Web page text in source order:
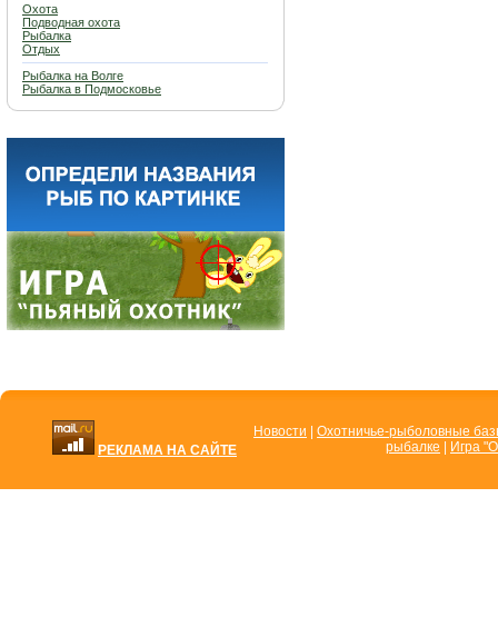
Охота
Подводная охота
Рыбалка
Отдых
Рыбалка на Волге
Рыбалка в Подмосковье
РЕКЛАМА НА САЙТЕ
Новости
Охотничье-рыболовные
рыбалке
Игра